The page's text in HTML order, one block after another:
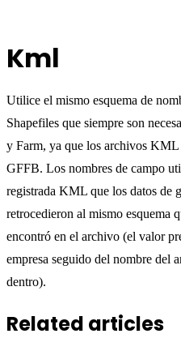
Kml
Utilice el mismo esquema de
Shapefiles que siempre son
y Farm, ya que los archivos
GFFB. Los nombres de campo
registrada KML que los datos de
retrocedieron al mismo esquema
encontró en el archivo (el valor
empresa seguido del nombre del
dentro).
Related articles